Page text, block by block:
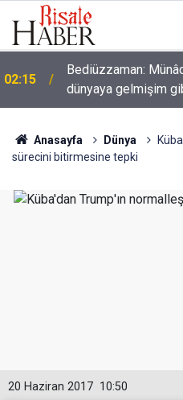
01:45
Nice binilen hayvan
hayırlıdır
Anasayfa Dünya
sürecini bitirmesine tepki
10:50
20 Haziran 2017